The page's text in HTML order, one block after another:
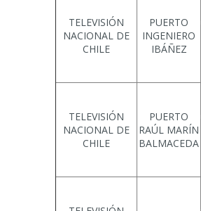
TELEVISIÓN
NACIONAL DE
CHILE
PUERTO
INGENIERO
IBÁÑEZ
TELEVISIÓN
NACIONAL DE
CHILE
PUERTO
RAÚL MARÍN
BALMACEDA